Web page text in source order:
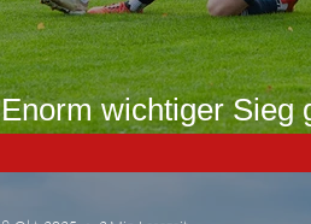
Enorm wichtiger Sieg